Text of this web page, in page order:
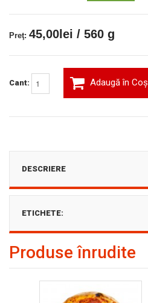
Preţ: 45,00lei / 560 g
Cant: Adaugă în Coş
DESCRIERE
ETICHETE:
Produse înrudite